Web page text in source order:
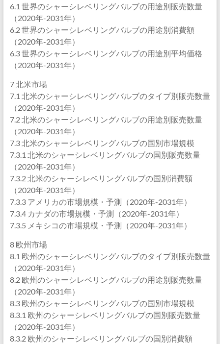
6.1 世界のシャーシレベリングバルブの用途別販売数量
（2020年-2031年）
6.2 世界のシャーシレベリングバルブの用途別消費額
（2020年-2031年）
6.3 世界のシャーシレベリングバルブの用途別平均価格
（2020年-2031年）
7 北米市場
7.1 北米のシャーシレベリングバルブのタイプ別販売数量
（2020年-2031年）
7.2 北米のシャーシレベリングバルブの用途別販売数量
（2020年-2031年）
7.3 北米のシャーシレベリングバルブの国別市場規模
7.3.1 北米のシャーシレベリングバルブの国別販売数量
（2020年-2031年）
7.3.2 北米のシャーシレベリングバルブの国別消費額
（2020年-2031年）
7.3.3 アメリカの市場規模・予測（2020年-2031年）
7.3.4 カナダの市場規模・予測（2020年-2031年）
7.3.5 メキシコの市場規模・予測（2020年-2031年）
8 欧州市場
8.1 欧州のシャーシレベリングバルブのタイプ別販売数量
（2020年-2031年）
8.2 欧州のシャーシレベリングバルブの用途別販売数量
（2020年-2031年）
8.3 欧州のシャーシレベリングバルブの国別市場規模
8.3.1 欧州のシャーシレベリングバルブの国別販売数量
（2020年-2031年）
8.3.2 欧州のシャーシレベリングバルブの国別消費額